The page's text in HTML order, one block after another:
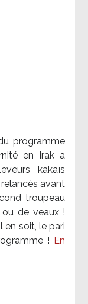
programme
en Irak a
kakaïs
avant
troupeau
de veaux !
en soit, le pari
! En